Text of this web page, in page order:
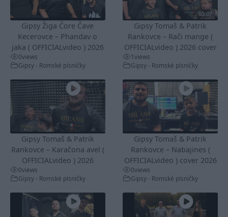
Gipsy Žiga Čore Čave
Kecerovce – Phandav o
jaka ( OFFICIALvideo ) 2026
0views
Gipsy - Romské písničky
03:07
Gipsy Tomaš & Patrik
Rankovce – Rači mange (
OFFICIALvideo ) 2026 cover
1views
Gipsy - Romské písničky
Gipsy Tomaš & Patrik
Rankovce – Karačona avel (
OFFICIALvideo ) 2026
0views
Gipsy - Romské písničky
Gipsy Tomaš & Patrik
Rankovce – Nabajines (
OFFICIALvideo ) cover 2026
0views
Gipsy - Romské písničky